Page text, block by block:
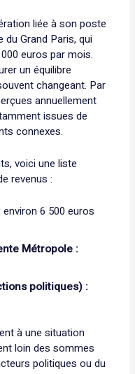
liée à son poste
Grand Paris, qui
euros par mois.
un équilibre
changeant. Par
annuellement
issues de
connexes.
voici une liste
revenus :
environ 6 500 euros
Métropole :
politiques) :
à une situation
loin des sommes
politiques ou du